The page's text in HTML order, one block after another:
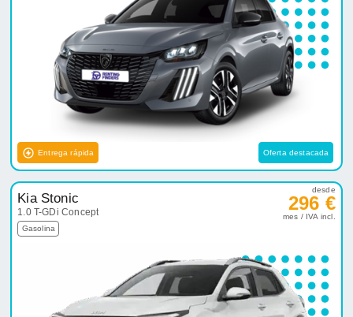
Entrega rápida Oferta destacada
Kia Stonic
1.0 T-GDi Concept
Gasolina
desde
296 €
mes / IVA incl.